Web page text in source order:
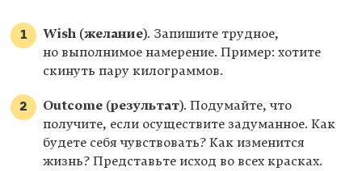
Wish (желание). Запишите трудное,
но выполнимое намерение. Пример: хотите
скинуть пару килограммов.
Outcome (результат). Подумайте, что
получите, если осуществите задуманное. Как
будете себя чувствовать? Как изменится
жизнь? Представьте исход во всех красках.